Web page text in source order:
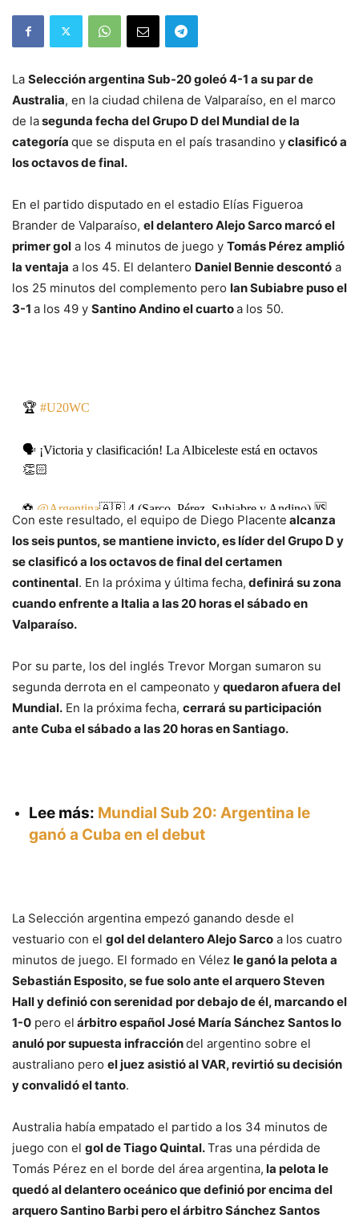
La Selección argentina Sub-20 goleó 4-1 a su par de
Australia, en la ciudad chilena de Valparaíso, en el marco
de lasegunda fecha del Grupo D del Mundial de la
categoría que se disputa en el país trasandino yclasificó a
los octavos de final.
En el partido disputado en el estadio Elías Figueroa
Brander de Valparaíso, el delantero Alejo Sarco marcó el
primer gol a los 4 minutos de juego y Tomás Pérez amplió
la ventaja a los 45. El delantero Daniel Bennie descontó a
los 25 minutos del complemento pero Ian Subiabre puso el
3-1 a los 49 y Santino Andino el cuartoa los 50.
🏆 #U20WC
🗣️ ¡Victoria y clasificación! La Albiceleste está en octavos
👏🏻
⚽ @Argentina🇦🇷 4 (Sarco, Pérez, Subiabre y Andino) 🆚
#Australia🇦🇺 1 (Bennie)
#VamosLosPibes pic.twitter.com/SLO32R2QxO
— 🇦🇷 Selección Argentina ⭐⭐⭐ (@Argentina)October 2,
2025
Con este resultado, el equipo de Diego Placente alcanza
los seis puntos, se mantiene invicto, es líder del Grupo D y
se clasificó a los octavos de final del certamen
continental. En la próxima y última fecha, definirá su zona
cuando enfrente a Italia a las 20 horas el sábado en
Valparaíso.
Por su parte, los del inglés Trevor Morgan sumaron su
segunda derrota en el campeonato y quedaron afuera del
Mundial. En la próxima fecha, cerrará su participación
ante Cuba el sábado a las 20 horas en Santiago.
Lee más: Mundial Sub 20: Argentina le
ganó a Cuba en el debut
La Selección argentina empezó ganando desde el
vestuario con el gol del delantero Alejo Sarco a los cuatro
minutos de juego. El formado en Vélez le ganó la pelota a
Sebastián Esposito, se fue solo ante el arquero Steven
Hall y definió con serenidad por debajo de él, marcando el
1-0 pero el árbitro español José María Sánchez Santos lo
anuló por supuesta infraccióndel argentino sobre el
australiano pero el juez asistió al VAR, revirtió su decisión
y convalidó el tanto.
Australia había empatado el partido a los 34 minutos de
juego con el gol de Tiago Quintal.Tras una pérdida de
Tomás Pérez en el borde del área argentina, la pelota le
quedó al delantero oceánico que definió por encima del
arquero Santino Barbi pero el árbitro Sánchez Santos